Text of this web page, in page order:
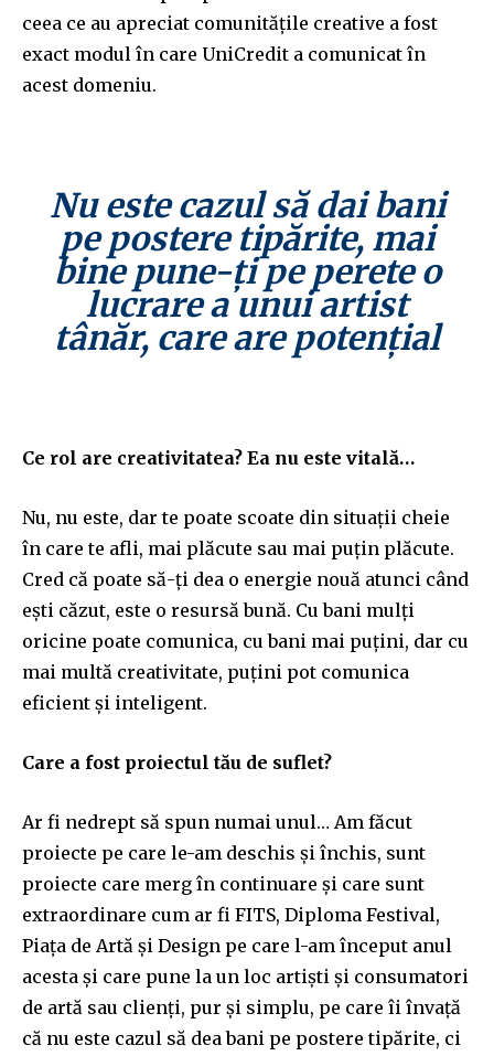
ceea ce au apreciat comunitățile creative a fost
exact modul în care UniCredit a comunicat în
acest domeniu.
Nu este cazul să dai bani
pe postere tipărite, mai
bine pune-ți pe perete o
lucrare a unui artist
tânăr, care are potențial
Ce rol are creativitatea? Ea nu este vitală…
Nu, nu este, dar te poate scoate din situații cheie
în care te afli, mai plăcute sau mai puțin plăcute.
Cred că poate să-ți dea o energie nouă atunci când
ești căzut, este o resursă bună. Cu bani mulți
oricine poate comunica, cu bani mai puțini, dar cu
mai multă creativitate, puțini pot comunica
eficient și inteligent.
Care a fost proiectul tău de suflet?
Ar fi nedrept să spun numai unul… Am făcut
proiecte pe care le-am deschis și închis, sunt
proiecte care merg în continuare și care sunt
extraordinare cum ar fi FITS, Diploma Festival,
Piața de Artă și Design pe care l-am început anul
acesta și care pune la un loc artiști și consumatori
de artă sau clienți, pur și simplu, pe care îi învață
că nu este cazul să dea bani pe postere tipărite, ci